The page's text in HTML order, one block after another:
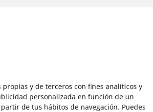
propias y de terceros con fines analíticos y
personalizada en función de un
de tus hábitos de navegación. Puedes